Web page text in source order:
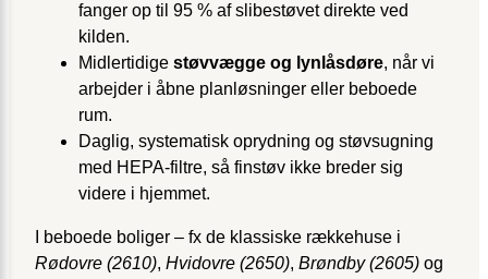
fanger op til 95 % af slibestøvet direkte ved
kilden.
Mid­lertidige støvvægge og lynlåsdøre, når vi
arbejder i åbne planløsninger eller beboede
rum.
Daglig, systematisk oprydning og støvsugning
med HEPA-filtre, så finstøv ikke breder sig
videre i hjemmet.
I beboede boliger – fx de klassiske rækkehuse i
Rødovre (2610), Hvidovre (2650), Brøndby (2605) og